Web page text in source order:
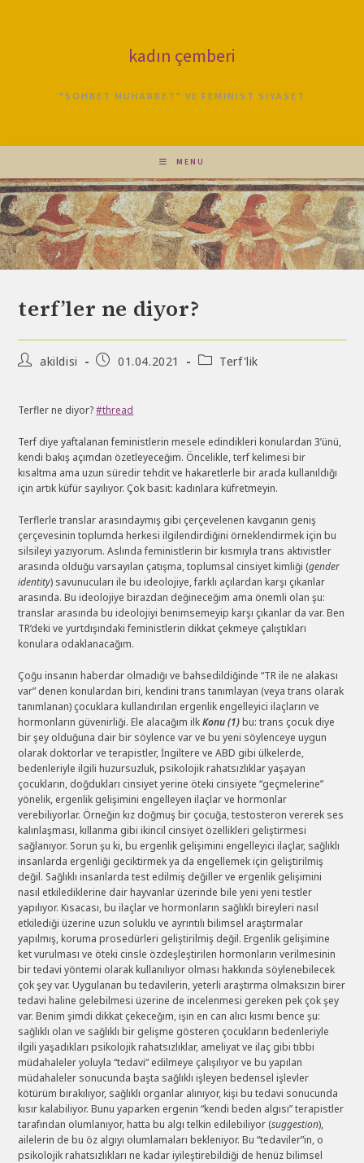
kadın çemberi
"SOHBET MUHABBET" VE FEMINIST SIYASET
MENU
blog
terf’ler ne diyor?
Postakildisi
Post01.04.2021
PostTerf'lik
Terfler ne diyor?#thread
Terf diye yaftalanan feministlerin mesele edindikleri konulardan 3’ünü,
kendi bakış açımdan özetleyeceğim. Öncelikle, terf kelimesi bir
kısaltma ama uzun süredir tehdit ve hakaretlerle bir arada kullanıldığı
için artık küfür sayılıyor. Çok basit: kadınlara küfretmeyin.
Terflerle translar arasındaymış gibi çerçevelenen kavganın geniş
çerçevesinin toplumda herkesi ilgilendirdiğini örneklendirmek için bu
silsileyi yazıyorum. Aslında feministlerin bir kısmıyla trans aktivistler
arasında olduğu varsayılan çatışma, toplumsal cinsiyet kimliği (gender
identity) savunucuları ile bu ideolojiye, farklı açılardan karşı çıkanlar
arasında. Bu ideolojiye birazdan değineceğim ama önemli olan şu:
translar arasında bu ideolojiyi benimsemeyip karşı çıkanlar da var. Ben
TR’deki ve yurtdışındaki feministlerin dikkat çekmeye çalıştıkları
konulara odaklanacağım.
Çoğu insanın haberdar olmadığı ve bahsedildiğinde “TR ile ne alakası
var” denen konulardan biri, kendini trans tanımlayan (veya trans olarak
tanımlanan) çocuklara kullandırılan ergenlik engelleyici ilaçların ve
hormonların güvenirliği. Ele alacağım ilkKonu (1)bu: trans çocuk diye
bir şey olduğuna dair bir söylence var ve bu yeni söylenceye uygun
olarak doktorlar ve terapistler, İngiltere ve ABD gibi ülkelerde,
bedenleriyle ilgili huzursuzluk, psikolojik rahatsızlıklar yaşayan
çocukların, doğdukları cinsiyet yerine öteki cinsiyete “geçmelerine”
yönelik, ergenlik gelişimini engelleyen ilaçlar ve hormonlar
verebiliyorlar. Örneğin kız doğmuş bir çocuğa, testosteron vererek ses
kalınlaşması, kıllanma gibi ikincil cinsiyet özellikleri geliştirmesi
sağlanıyor. Sorun şu ki, bu ergenlik gelişimini engelleyici ilaçlar, sağlıklı
insanlarda ergenliği geciktirmek ya da engellemek için geliştirilmiş
değil. Sağlıklı insanlarda test edilmiş değiller ve ergenlik gelişimini
nasıl etkilediklerine dair hayvanlar üzerinde bile yeni yeni testler
yapılıyor. Kısacası, bu ilaçlar ve hormonların sağlıklı bireyleri nasıl
etkilediği üzerine uzun soluklu ve ayrıntılı bilimsel araştırmalar
yapılmış, koruma prosedürleri geliştirilmiş değil. Ergenlik gelişimine
ket vurulması ve öteki cinsle özdeşleştirilen hormonların verilmesinin
bir tedavi yöntemi olarak kullanılıyor olması hakkında söylenebilecek
çok şey var. Uygulanan bu tedavilerin, yeterli araştırma olmaksızın birer
tedavi haline gelebilmesi üzerine de incelenmesi gereken pek çok şey
var. Benim şimdi dikkat çekeceğim, işin en can alıcı kısmı bence şu:
sağlıklı olan ve sağlıklı bir gelişme gösteren çocukların bedenleriyle
ilgili yaşadıkları psikolojik rahatsızlıklar, ameliyat ve ilaç gibi tıbbi
müdahaleler yoluyla “tedavi” edilmeye çalışılıyor ve bu yapılan
müdahaleler sonucunda başta sağlıklı işleyen bedensel işlevler
kötürüm bırakılıyor, sağlıklı organlar alınıyor, kişi bu tedavi sonucunda
kısır kalabiliyor. Bunu yaparken ergenin “kendi beden algısı” terapistler
tarafından olumlanıyor, hatta bu algı telkin edilebiliyor (suggestion),
ailelerin de bu öz algıyı olumlamaları bekleniyor. Bu “tedaviler”in, o
psikolojik rahatsızlıkları ne kadar iyileştirebildiği de henüz bilimsel